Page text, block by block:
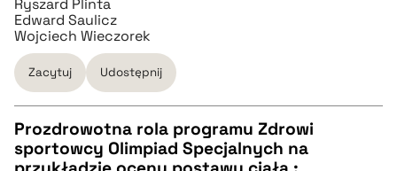
BIBTEX
pobierz cytat
Ryszard Plinta
Edward Saulicz
Wojciech Wieczorek
Zacytuj Udostępnij
CZYSTY TEKST
Prozdrowotna rola programu Zdrowi
sportowcy Olimpiad Specjalnych na